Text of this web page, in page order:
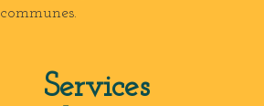
communes.
Services